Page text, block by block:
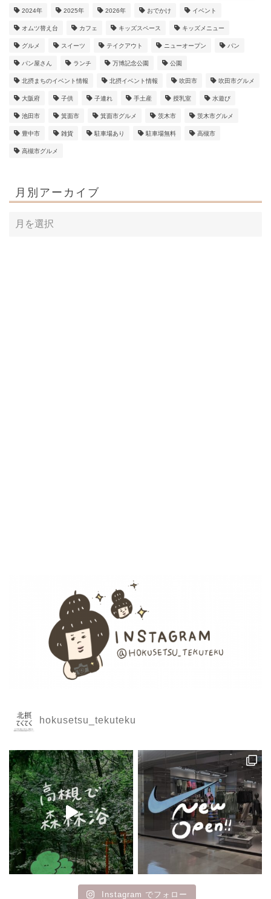
2024年 2025年 2026年 おでかけ イベント
オムツ替え台 カフェ キッズスペース キッズメニュー
グルメ スイーツ テイクアウト ニューオープン パン
パン屋さん ランチ 万博記念公園 公園
北摂まちのイベント情報 北摂イベント情報 吹田市 吹田市グルメ
大阪府 子供 子連れ 手土産 授乳室 水遊び
池田市 箕面市 箕面市グルメ 茨木市 茨木市グルメ
豊中市 雑貨 駐車場あり 駐車場無料 高槻市
高槻市グルメ
月別アーカイブ
hokusetsu_tekuteku
Instagram でフォロー